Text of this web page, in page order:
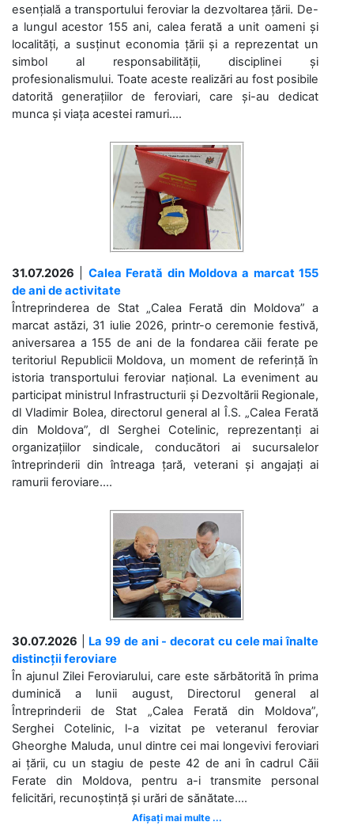
esențială a transportului feroviar la dezvoltarea țării. De-
a lungul acestor 155 ani, calea ferată a unit oameni și
localități, a susținut economia țării și a reprezentat un
simbol al responsabilității, disciplinei și
profesionalismului. Toate aceste realizări au fost posibile
datorită generațiilor de feroviari, care și-au dedicat
munca și viața acestei ramuri....
31.07.2026
Calea Ferată din Moldova a marcat 155
de ani de activitate
Întreprinderea de Stat „Calea Ferată din Moldova” a
marcat astăzi, 31 iulie 2026, printr-o ceremonie festivă,
aniversarea a 155 de ani de la fondarea căii ferate pe
teritoriul Republicii Moldova, un moment de referință în
istoria transportului feroviar național. La eveniment au
participat ministrul Infrastructurii și Dezvoltării Regionale,
dl Vladimir Bolea, directorul general al Î.S. „Calea Ferată
din Moldova”, dl Serghei Cotelinic, reprezentanți ai
organizațiilor sindicale, conducători ai sucursalelor
întreprinderii din întreaga țară, veterani și angajați ai
ramurii feroviare....
30.07.2026
La 99 de ani - decorat cu cele mai înalte
distincții feroviare
În ajunul Zilei Feroviarului, care este sărbătorită în prima
duminică a lunii august, Directorul general al
Întreprinderii de Stat „Calea Ferată din Moldova”,
Serghei Cotelinic, l-a vizitat pe veteranul feroviar
Gheorghe Maluda, unul dintre cei mai longevivi feroviari
ai țării, cu un stagiu de peste 42 de ani în cadrul Căii
Ferate din Moldova, pentru a-i transmite personal
felicitări, recunoștință și urări de sănătate....
Afișați mai multe ...